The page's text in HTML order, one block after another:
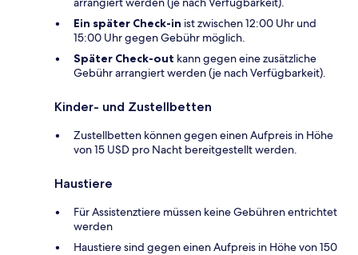
Ein später Check-in ist zwischen 12:00 Uhr und
15:00 Uhr gegen Gebühr möglich.
Später Check-out kann gegen eine zusätzliche
Gebühr arrangiert werden (je nach Verfügbarkeit).
Kinder- und Zustellbetten
Zustellbetten können gegen einen Aufpreis in Höhe
von 15 USD pro Nacht bereitgestellt werden.
Haustiere
Für Assistenztiere müssen keine Gebühren entrichtet
werden
Haustiere sind gegen einen Aufpreis in Höhe von 150